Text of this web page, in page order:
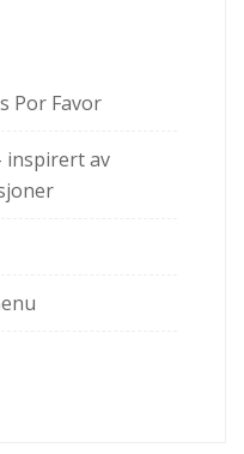
Por Favor
inspirert av